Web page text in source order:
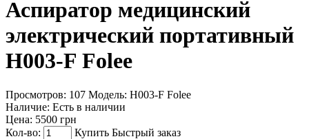
Аспиратор медицинский
электрический портативный
H003-F Folee
Просмотров: 107 Модель: H003-F Folee
Наличие: Есть в наличии
Цена: 5500 грн
Кол-во:
Купить Быстрый заказ